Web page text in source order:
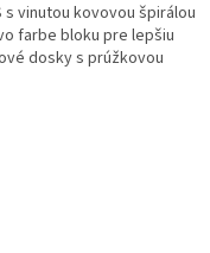
s vinutou kovovou špirálou
farbe bloku pre lepšiu
dosky s prúžkovou